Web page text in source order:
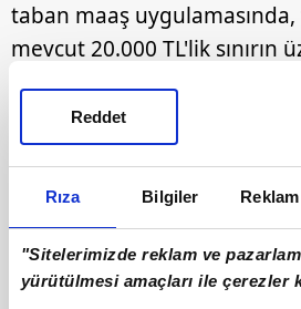
Rıza Bilgiler
"Sitelerimizde reklam ve
yürütülmesi amaçları ile çerezler
Reddet
taban maaş
mevcut 20.000 TL'lik sınırın
kişinin kendi kök maaşı
Kök maaşı mevcut tabanın
vatandaşlar için kalan fark